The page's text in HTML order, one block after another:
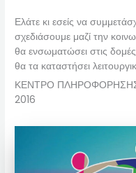
Ελάτε κι εσείς να
σχεδιάσουμε μαζί την
θα ενσωματώσει στις
θα τα καταστήσει
ΚΕΝΤΡΟ ΠΛΗΡΟΦΟΡΗΣΗΣ
2016